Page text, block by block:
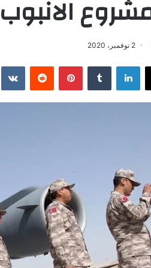
2 نوفمبر، 2020
‫X لينكدإن بينتيريست